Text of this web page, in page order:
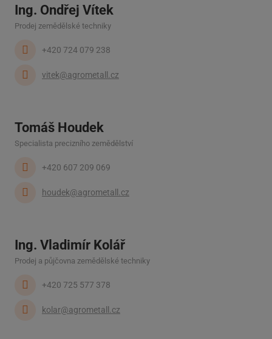
Ing. Ondřej Vítek
Prodej zemědělské techniky
+420 724 079 238
vitek@agrometall.cz
Tomáš Houdek
Specialista precizního zemědělství
+420 607 209 069
houdek@agrometall.cz
Ing. Vladimír Kolář
Prodej a půjčovna zemědělské techniky
+420 725 577 378
kolar@agrometall.cz